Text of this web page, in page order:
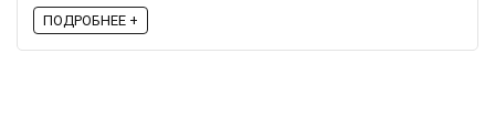
ПОДРОБНЕЕ +